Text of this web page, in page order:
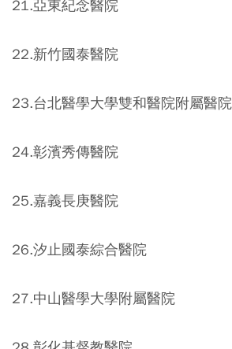
21.亞東紀念醫院
22.新竹國泰醫院
23.台北醫學大學雙和醫院附屬醫院
24.彰濱秀傳醫院
25.嘉義長庚醫院
26.汐止國泰綜合醫院
27.中山醫學大學附屬醫院